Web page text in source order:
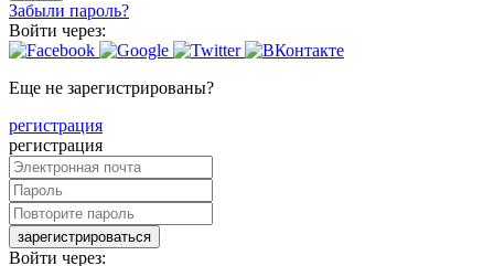
Забыли пароль?
Войти через:
Еще не зарегистрированы?
регистрация
регистрация
зарегистрироваться
Войти через: